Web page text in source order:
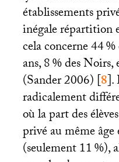
établissements
inégale répartition
cela concerne 44
ans, 8% des Noirs,
(Sander 2006)[8].
radicalement
où la part des
privé au même
(seulement 11%),